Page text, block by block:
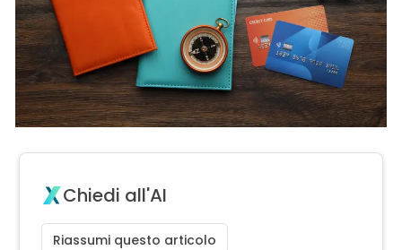
Chiedi all'AI
Riassumi questo articolo